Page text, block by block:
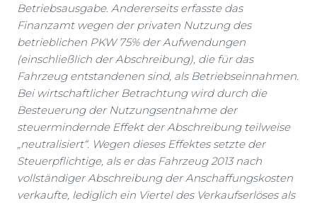
Betriebsausgabe. Andererseits erfasste das
Finanzamt wegen der privaten Nutzung des
betrieblichen PKW 75% der Aufwendungen
(einschließlich der Abschreibung), die für das
Fahrzeug entstandenen sind, als Betriebseinnahmen.
Bei wirtschaftlicher Betrachtung wird durch die
Besteuerung der Nutzungsentnahme der
steuermindernde Effekt der Abschreibung teilweise
„neutralisiert“. Wegen dieses Effektes setzte der
Steuerpflichtige, als er das Fahrzeug 2013 nach
vollständiger Abschreibung der Anschaffungskosten
verkaufte, lediglich ein Viertel des Verkaufserlöses als